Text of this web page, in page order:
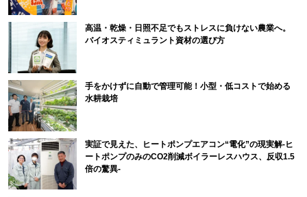
高温・乾燥・日照不足でもストレスに負けない農業へ。
バイオスティミュラント資材の選び方
手をかけずに自動で管理可能！小型・低コストで始める
水耕栽培
実証で見えた、ヒートポンプエアコン“電化”の現実解-ヒ
ートポンプのみのCO2削減ボイラーレスハウス、反収1.5
倍の驚異-